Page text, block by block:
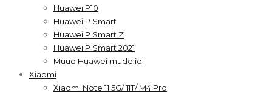
Huawei P10
Huawei P Smart
Huawei P Smart Z
Huawei P Smart 2021
Muud Huawei mudelid
Xiaomi
Xiaomi Note 11 5G/ 11T/ M4 Pro